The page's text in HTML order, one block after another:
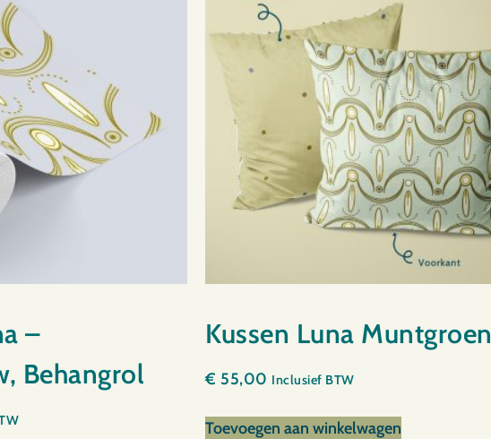
–
Behangrol
Kussen Luna Muntgroen
€ 55,00 Inclusief BTW
Toevoegen aan winkelwagen